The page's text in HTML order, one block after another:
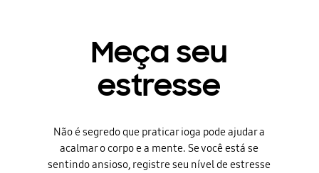
Meça seu
estresse
Não é segredo que praticar ioga pode ajudar a
acalmar o corpo e a mente. Se você está se
sentindo ansioso, registre seu nível de estresse